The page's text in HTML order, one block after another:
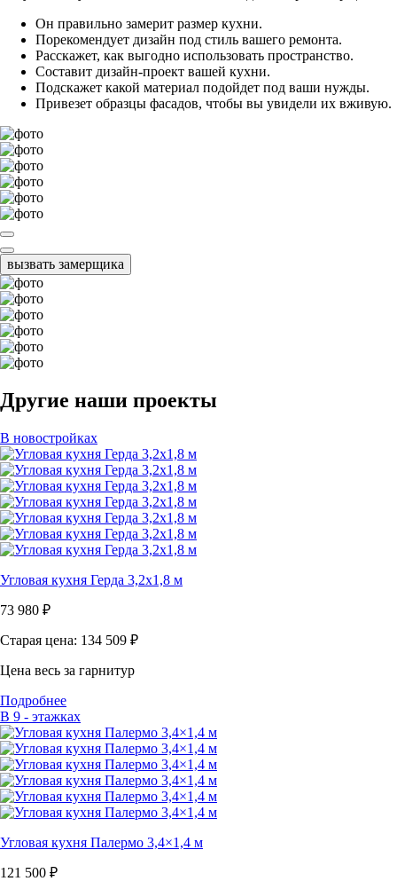
Он правильно замерит размер кухни.
Порекомендует дизайн под стиль вашего ремонта.
Расскажет, как выгодно использовать пространство.
Составит дизайн-проект вашей кухни.
Подскажет какой материал подойдет под ваши нужды.
Привезет образцы фасадов, чтобы вы увидели их вживую.
вызвать замерщика
Другие наши проекты
В новостройках
Угловая кухня Герда 3,2х1,8 м
73 980 ₽
Старая цена: 134 509 ₽
Цена весь за гарнитур
Подробнее
В 9 - этажках
Угловая кухня Палермо 3,4×1,4 м
121 500 ₽